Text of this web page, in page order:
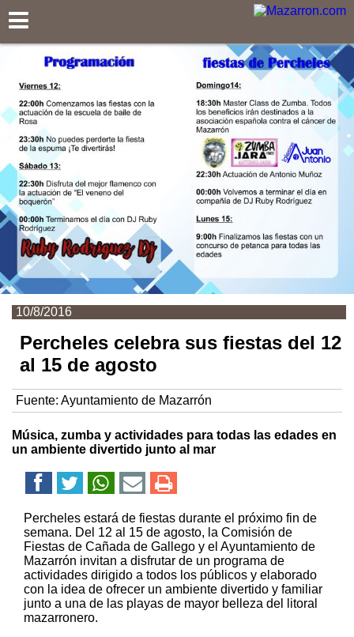
10/8/2016
Percheles celebra sus fiestas del 12
al 15 de agosto
Fuente: Ayuntamiento de Mazarrón
Música, zumba y actividades para todas las edades en
un ambiente divertido junto al mar
Percheles estará de fiestas durante el próximo fin de
semana. Del 12 al 15 de agosto, la Comisión de
Fiestas de Cañada de Gallego y el Ayuntamiento de
Mazarrón invitan a disfrutar de un programa de
actividades dirigido a todos los públicos y elaborado
con la idea de ofrecer un ambiente divertido y familiar
junto a una de las playas de mayor belleza del litoral
mazarronero.